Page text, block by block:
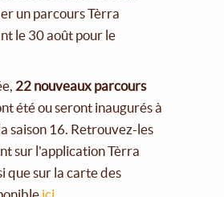
un parcours Tèrra
le 30 août pour le
22 nouveaux parcours
été ou seront inaugurés à
saison 16. Retrouvez-les
sur l'application Tèrra
que sur la carte des